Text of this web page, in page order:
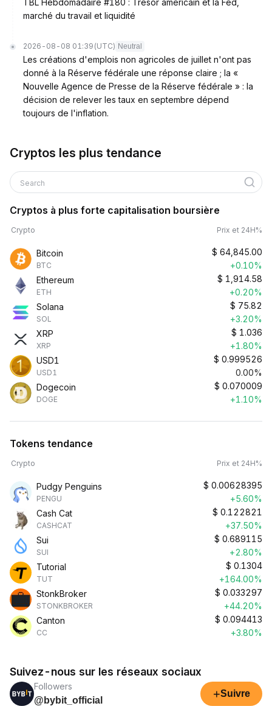
TBL Hebdomadaire #180 : Trésor américain et la Fed,
marché du travail et liquidité
2026-08-08 01:39 (UTC) Neutral
Les créations d'emplois non agricoles de juillet n'ont pas
donné à la Réserve fédérale une réponse claire ; la «
Nouvelle Agence de Presse de la Réserve fédérale » : la
décision de relever les taux en septembre dépend
toujours de l'inflation.
Cryptos les plus tendance
Search
Cryptos à plus forte capitalisation boursière
Crypto Prix et 24H%
Bitcoin
BTC
$ 64,845.00
+0.10%
Ethereum
ETH
$ 1,914.58
+0.20%
Solana
SOL
$ 75.82
+3.20%
XRP
XRP
$ 1.036
+1.80%
USD1
USD1
$ 0.999526
0.00%
Dogecoin
DOGE
$ 0.070009
+1.10%
Tokens tendance
Crypto Prix et 24H%
Pudgy Penguins
PENGU
$ 0.00628395
+5.60%
Cash Cat
CASHCAT
$ 0.122821
+37.50%
Sui
SUI
$ 0.689115
+2.80%
Tutorial
TUT
$ 0.1304
+164.00%
StonkBroker
STONKBROKER
$ 0.033297
+44.20%
Canton
CC
$ 0.094413
+3.80%
Suivez-nous sur les réseaux sociaux
Followers
@bybit_official
+Suivre